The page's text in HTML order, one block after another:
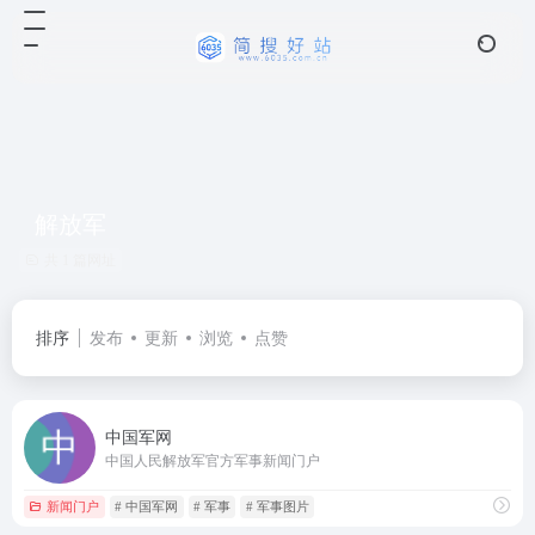
排序 发布 更新 浏览 点赞
中国军网
中国人民解放军官方军事新闻门户
新闻门户 # 中国军网 # 军事 # 军事图片